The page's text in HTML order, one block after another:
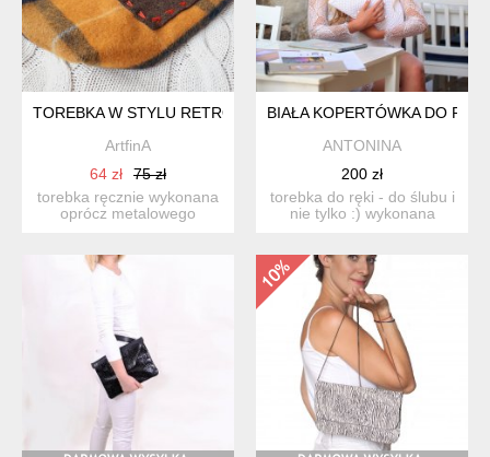
TOREBKA W STYLU RETRO, WYSZYWANY KORALIKAMI KWIAT
ArtfinA
64 zł
75 zł
torebka ręcznie wykonana
oprócz metalowego
BIAŁA KOPERTÓWKA DO RĘKI
ANTONINA
200 zł
torebka do ręki - do ślubu i
nie tylko :) wykonana